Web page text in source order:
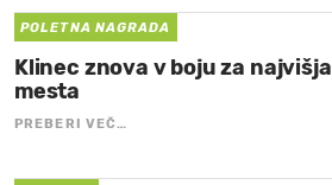
POLETNA NAGRADA
Klinec znova v boju za najvišja
mesta
PREBERI VEČ…